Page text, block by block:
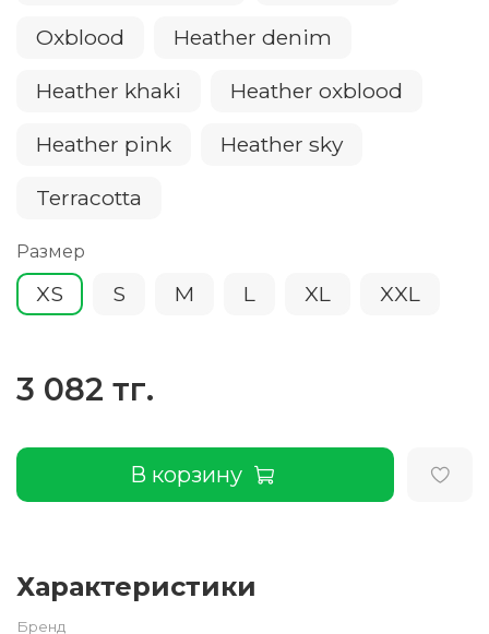
Oxblood Heather denim
Heather khaki Heather oxblood
Heather pink Heather sky
Terracotta
Размер
XS S M L XL XXL
3 082 тг.
В корзину
Характеристики
Бренд